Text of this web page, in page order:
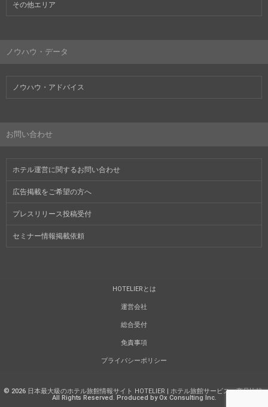
その他エリア
ノウハウ・データ
ノウハウ・アドバイス
お問い合わせ
ホテル運営に関するお問い合わせ
広告掲載をご希望の方へ
プレスリリース投稿受付
セミナー情報掲載依頼
HOTELIERとは
運営会社
総合受付
免責事項
プライバシーポリシー
© 2026 日本最大級のホテル旅館情報サイト HOTELIER | ホテル旅館サービス・商品比較.
All Rights Reserved. Produced by Ox Consulting Inc.